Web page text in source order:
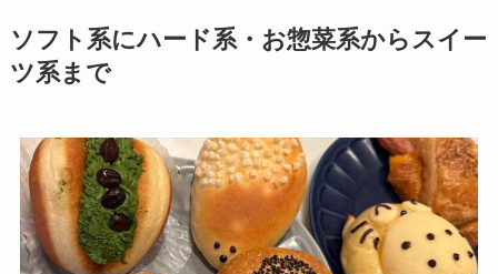
ソフト系にハード系・お惣菜系からスイー
ツ系まで